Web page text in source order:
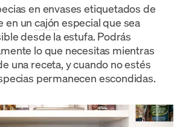
en envases etiquetados de
en uncajón especial que sea
desde la estufa. Podrás
lo que necesitas mientras
una receta, y cuando no estés
permanecen escondidas.